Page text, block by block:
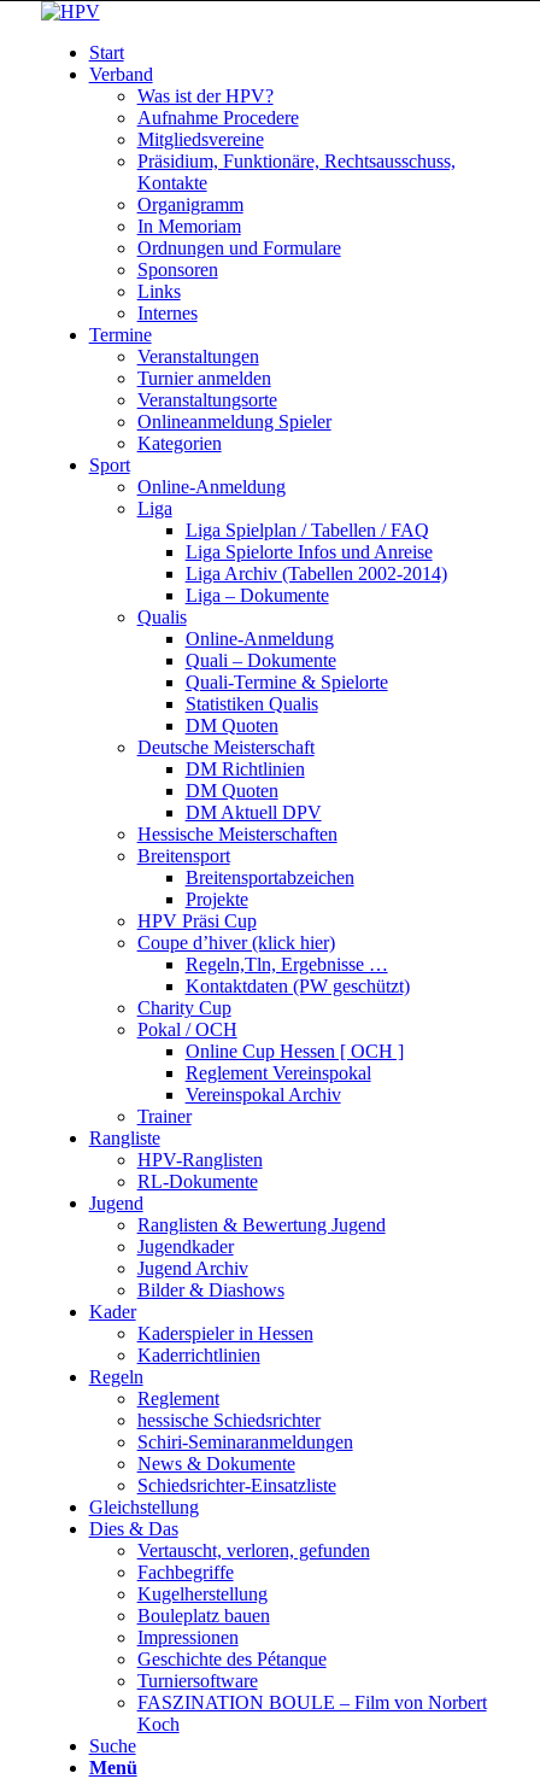
Start
Verband
Was ist der HPV?
Aufnahme Procedere
Mitgliedsvereine
Präsidium, Funktionäre, Rechtsausschuss,
Kontakte
Organigramm
In Memoriam
Ordnungen und Formulare
Sponsoren
Links
Internes
Termine
Veranstaltungen
Turnier anmelden
Veranstaltungsorte
Onlineanmeldung Spieler
Kategorien
Sport
Online-Anmeldung
Liga
Liga Spielplan / Tabellen / FAQ
Liga Spielorte Infos und Anreise
Liga Archiv (Tabellen 2002-2014)
Liga – Dokumente
Qualis
Online-Anmeldung
Quali – Dokumente
Quali-Termine & Spielorte
Statistiken Qualis
DM Quoten
Deutsche Meisterschaft
DM Richtlinien
DM Quoten
DM Aktuell DPV
Hessische Meisterschaften
Breitensport
Breitensportabzeichen
Projekte
HPV Präsi Cup
Coupe d’hiver (klick hier)
Regeln,Tln, Ergebnisse …
Kontaktdaten (PW geschützt)
Charity Cup
Pokal / OCH
Online Cup Hessen [ OCH ]
Reglement Vereinspokal
Vereinspokal Archiv
Trainer
Rangliste
HPV-Ranglisten
RL-Dokumente
Jugend
Ranglisten & Bewertung Jugend
Jugendkader
Jugend Archiv
Bilder & Diashows
Kader
Kaderspieler in Hessen
Kaderrichtlinien
Regeln
Reglement
hessische Schiedsrichter
Schiri-Seminaranmeldungen
News & Dokumente
Schiedsrichter-Einsatzliste
Gleichstellung
Dies & Das
Vertauscht, verloren, gefunden
Fachbegriffe
Kugelherstellung
Bouleplatz bauen
Impressionen
Geschichte des Pétanque
Turniersoftware
FASZINATION BOULE – Film von Norbert
Koch
Suche
Menü